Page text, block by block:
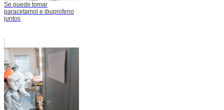
Se puede tomar
paracetamol e ibuprofeno
juntos